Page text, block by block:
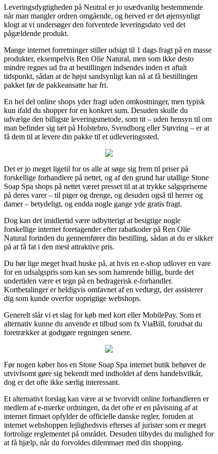
Leveringsdygtigheden på Neutral er jo usædvanlig bestemmende
når man mangler ordren omgående, og herved er det øjensynligt
klogt at vi undersøger den forventede leveringsdato ved det
pågældende produkt.
Mange internet forretninger stiller udsigt til 1 dags fragt på en masse
produkter, eksempelvis Ren Olie Natural, men som ikke desto
mindre regnes ud fra at bestillingen indsendes inden et aftalt
tidspunkt, sådan at de højst sandsynligt kan nå at få bestillingen
pakket før de pakkeansatte har fri.
En hel del online shops yder fragt uden omkostninger, men typisk
kun ifald du shopper for en konkret sum. Desuden skulle du
udvælge den billigste leveringsmetode, som tit – uden hensyn til om
man befinder sig tæt på Holstebro, Svendborg eller Støvring – er at
få dem til at levere din pakke til et udleveringssted.
Det er jo meget ligetil for os alle at søge sig frem til priser på
forskellige forhandlere på nettet, og af den grund har utallige Stone
Soap Spa shops på nettet været presset til at at trykke salgspriserne
på deres varer – til piger og drenge, og desuden også til herrer og
damer – betydeligt, og endda nogle gange yde gratis fragt.
Dog kan det imidlertid være udbytterigt at besigtige nogle
forskellige internet foretagender efter rabatkoder på Ren Olie
Natural forinden du gennemfører din bestilling, sådan at du er sikker
på at få fat i den mest attraktive pris.
Du bør lige meget hvad huske på, at hvis en e-shop udlover en vare
for en udsalgspris som kan ses som hamrende billig, burde det
undertiden være et tegn på en bedragerisk e-forhandler.
Kortbetalinger er heldigvis omfavnet af en vedtægt, der assisterer
dig som kunde overfor uoprigtige webshops.
Generelt slår vi et slag for køb med kort eller MobilePay. Som et
alternativ kunne du anvende et tilbud som fx ViaBill, forudsat du
foretrækker at godtgøre regningen senere.
Før nogen køber hos en Stone Soap Spa internet butik behøver de
utvivlsomt gøre sig bekendt med indholdet af dens handelsvilkår,
dog er det ofte ikke særlig interessant.
Et alternativt forslag kan være at se hvorvidt online forhandleren er
medlem af e-mærke ordningen, da det ofte er en påvisning af at
internet firmaet opfylder de officielle danske regler, foruden at
internet webshoppen lejlighedsvis efterses af jurister som er meget
fortrolige reglementet på området. Desuden tilbydes du mulighed for
at få hjælp, når du forvoldes dilemmaer med din shopping.